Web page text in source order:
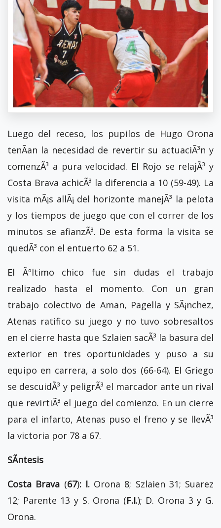
Luego del receso, los pupilos de Hugo Orona
tenÃ­an la necesidad de revertir su actuaciÃ³n y
comenzÃ³ a pura velocidad. El Rojo se relajÃ³ y
Costa Brava achicÃ³ la diferencia a 10 (59-49). La
visita mÃ¡s allÃ¡ del horizonte manejÃ³ la pelota
y los tiempos de juego que con el correr de los
minutos se afianzÃ³. De esta forma la visita se
quedÃ³ con el entuerto 62 a 51.
El Ãºltimo chico fue sin dudas el trabajo
realizado hasta el momento. Con un gran
trabajo colectivo de Aman, Pagella y SÃ¡nchez,
Atenas ratifico su juego y no tuvo sobresaltos
en el cierre hasta que Szlaien sacÃ³ la basura del
exterior en tres oportunidades y puso a su
equipo en carrera, a solo dos (66-64). El Griego
se descuidÃ³ y peligrÃ³ el marcador ante un rival
que revirtiÃ³ el juego del comienzo. En un cierre
para el infarto, Atenas puso el freno y se llevÃ³
la victoria por 78 a 67.
SÃ­ntesis
Costa Brava (67): I. Orona 8; Szlaien 31; Suarez
12; Parente 13 y S. Orona (F.I.); D. Orona 3 y G.
Orona.